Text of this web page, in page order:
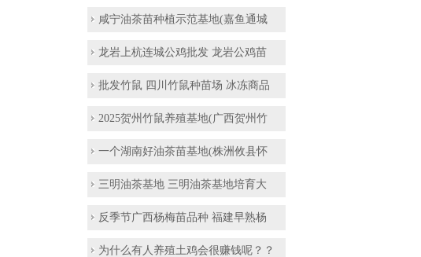
咸宁油茶苗种植示范基地(嘉鱼通城
龙岩上杭连城公鸡批发 龙岩公鸡苗
批发竹鼠 四川竹鼠种苗场 冰冻商品
2025贺州竹鼠养殖基地(广西贺州竹
一个湖南好油茶苗基地(株洲攸县怀
三明油茶基地 三明油茶基地培育大
反季节广西杨梅苗品种 福建早熟杨
为什么有人养殖土鸡会很赚钱呢？？